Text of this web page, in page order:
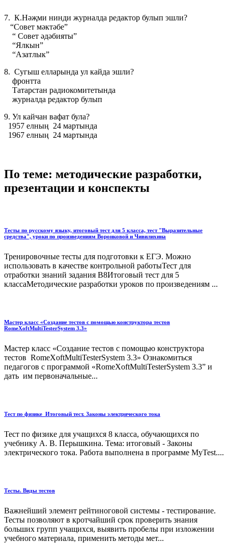
7. К.Нәҗми нинди журналда редактор булып эшли?
“Совет мәктәбе”
“ Совет әдәбияты”
“Ялкын”
“Азатлык”
8. Сугыш елларында ул кайда эшли?
фронтта
Татарстан радиокомитетында
журналда редактор булып
9. Ул кайчан вафат була?
1957 елның 24 мартында
1967 елның 24 мартында
По теме: методические разработки,
презентации и конспекты
Тесты по русскому языку, итоговый тест для 5 класса, тест "Выразительные
средства", уроки по произведениям Воронковой и Чивилихина
Тренировочные тесты для подготовки к ЕГЭ. Можно
использовать в качестве контрольной работыТест для
отработки знаний задания В8Итоговый тест для 5
классаМетодические разработки уроков по произведениям ...
Мастер класс «Создание тестов с помощью конструктора тестов
RomeXoftMultiTesterSystem 3.3»
Мастер класс «Создание тестов с помощью конструктора
тестов RomeXoftMultiTesterSystem 3.3» Ознакомиться
педагогов с программой «RomeXoftMultiTesterSystem 3.3” и
дать им первоначальные...
Тест по физике_Итоговый тест. Законы электрического тока
Тест по физике для учащихся 8 класса, обучающихся по
учебнику А. В. Перышкина. Тема: итоговый - Законы
электрического тока. Работа выполнена в программе MyTest....
Тесты. Виды тестов
Важнейший элемент рейтиноговой системы - тестирование.
Тесты позволяют в кротчайший срок проверить знания
больших групп учащихся, выявить пробелы при изложении
учебного материала, применить методы мет...